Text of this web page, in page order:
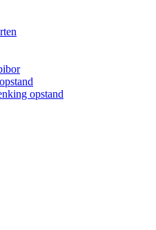
opstand